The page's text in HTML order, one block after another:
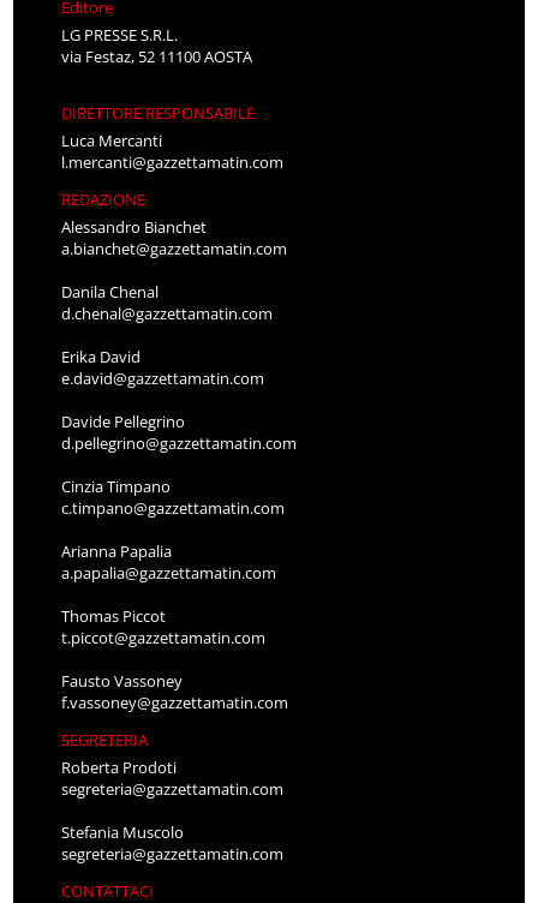
Editore
LG PRESSE S.R.L.
via Festaz, 52 11100 AOSTA
DIRETTORE RESPONSABILE
Luca Mercanti
l.mercanti@gazzettamatin.com
REDAZIONE
Alessandro Bianchet
a.bianchet@gazzettamatin.com
Danila Chenal
d.chenal@gazzettamatin.com
Erika David
e.david@gazzettamatin.com
Davide Pellegrino
d.pellegrino@gazzettamatin.com
Cinzia Timpano
c.timpano@gazzettamatin.com
Arianna Papalia
a.papalia@gazzettamatin.com
Thomas Piccot
t.piccot@gazzettamatin.com
Fausto Vassoney
f.vassoney@gazzettamatin.com
SEGRETERIA
Roberta Prodoti
segreteria@gazzettamatin.com
Stefania Muscolo
segreteria@gazzettamatin.com
CONTATTACI